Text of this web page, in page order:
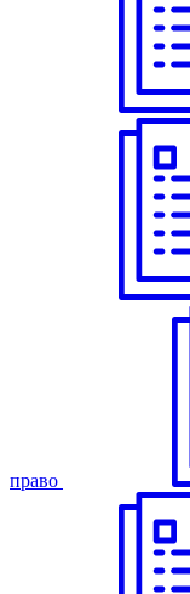
право